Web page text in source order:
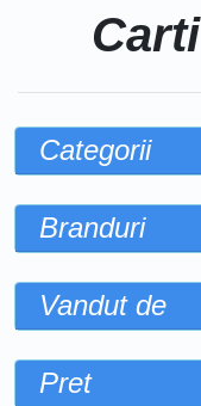
Carti
Categorii
Branduri
Vandut de
Pret